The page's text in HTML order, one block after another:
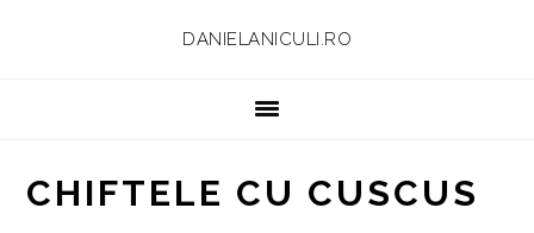
DANIELANICULI.RO
CHIFTELE CU CUSCUS